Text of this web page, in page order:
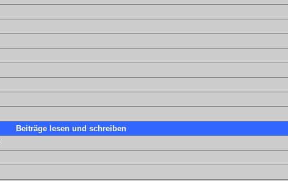
Beiträge lesen und schreiben